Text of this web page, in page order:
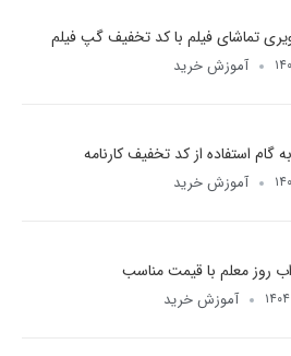
تماشای فیلم با کد تخفیف گپ فیلم
آموزش خرید
گام استفاده از کد تخفیف کارنامه
آموزش خرید
آموزش خرید